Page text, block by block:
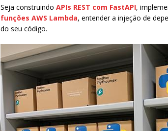
Seja construindo APIs REST com FastAPI,
funções AWS Lambda, entender a injeção de
do seu código.